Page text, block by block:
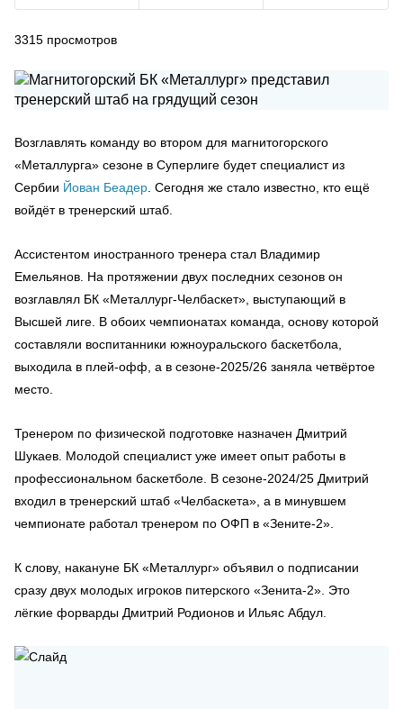
3315 просмотров
Возглавлять команду во втором для магнитогорского
«Металлурга» сезоне в Суперлиге будет специалист из
Сербии Йован Беадер . Сегодня же стало известно, кто ещё
войдёт в тренерский штаб.
Ассистентом иностранного тренера стал Владимир
Емельянов. На протяжении двух последних сезонов он
возглавлял БК «Металлург-Челбаскет», выступающий в
Высшей лиге. В обоих чемпионатах команда, основу которой
составляли воспитанники южноуральского баскетбола,
выходила в плей-офф, а в сезоне-2025/26 заняла четвёртое
место.
Тренером по физической подготовке назначен Дмитрий
Шукаев. Молодой специалист уже имеет опыт работы в
профессиональном баскетболе. В сезоне-2024/25 Дмитрий
входил в тренерский штаб «Челбаскета», а в минувшем
чемпионате работал тренером по ОФП в «Зените-2».
К слову, накануне БК «Металлург» объявил о подписании
сразу двух молодых игроков питерского «Зенита-2». Это
лёгкие форварды Дмитрий Родионов и Ильяс Абдул.